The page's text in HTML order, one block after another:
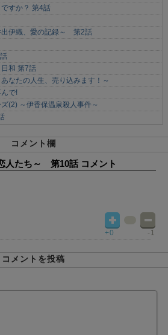
すか？ 第4話
出伊織、愛の記録～ 第2話
和 第7話
なたの人生、売り込みます！～
で!
(2) ～伊香保温泉殺人事件～
コメント欄
人たち～ 第10話 コメント
+0 -1
コメントを投稿